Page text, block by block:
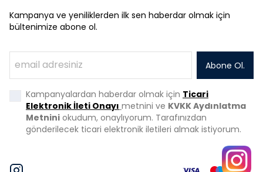
Kampanya ve yeniliklerden ilk sen haberdar olmak için
bültenimize abone ol.
Abone Ol.
Kampanyalardan haberdar olmak için Ticari
Elektronik İleti Onayı metnini ve KVKK Aydınlatma
Metnini okudum, onaylıyorum. Tarafınızdan
gönderilecek ticari elektronik iletileri almak istiyorum.